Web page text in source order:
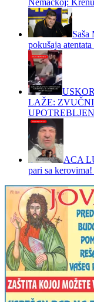
Saša
pokušaja
LAŽE: ZVUČNI
ACA
pari sa